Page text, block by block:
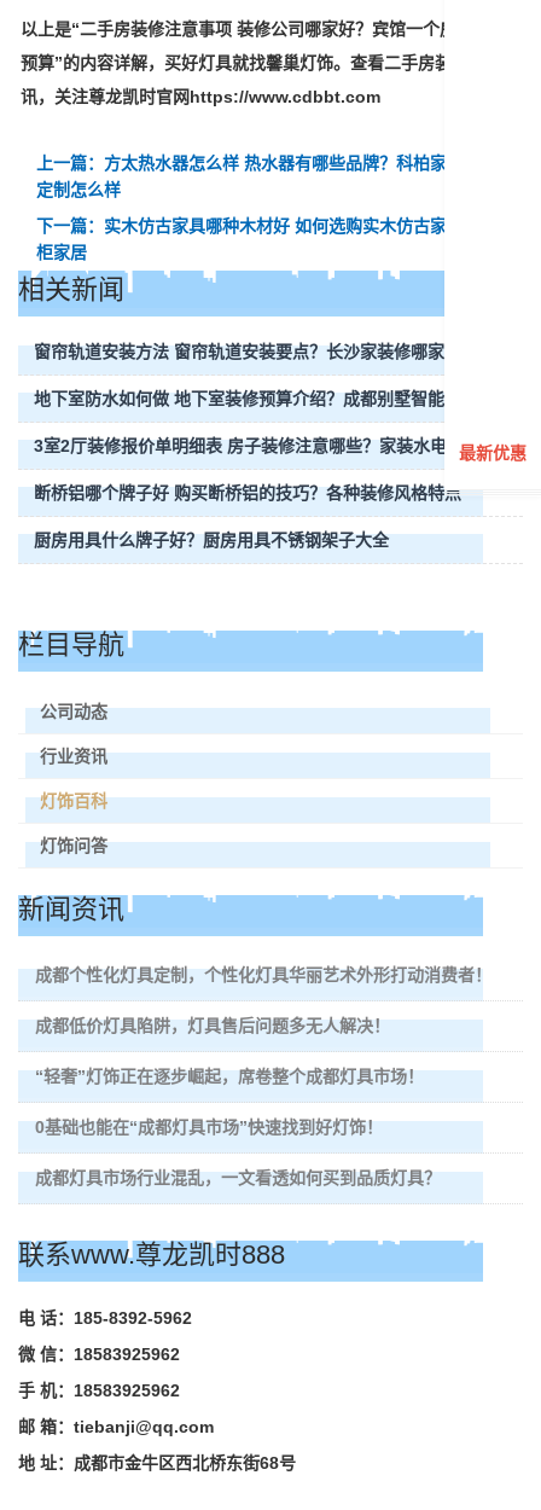
以上是“二手房装修注意事项 装修公司哪家好？宾馆一个房间装修
预算”的内容详解，买好灯具就找馨巢灯饰。查看二手房装修最新资
讯，关注尊龙凯时官网https://www.cdbbt.com
上一篇：方太热水器怎么样 热水器有哪些品牌？科柏家居全屋
定制怎么样
下一篇：实木仿古家具哪种木材好 如何选购实木仿古家具？金
柜家居
相关新闻
窗帘轨道安装方法 窗帘轨道安装要点？长沙家装修哪家好
地下室防水如何做 地下室装修预算介绍？成都别墅智能家居
3室2厅装修报价单明细表 房子装修注意哪些？家装水电验收
断桥铝哪个牌子好 购买断桥铝的技巧？各种装修风格特点
厨房用具什么牌子好？厨房用具不锈钢架子大全
栏目导航
公司动态
行业资讯
灯饰百科
灯饰问答
新闻资讯
成都个性化灯具定制，个性化灯具华丽艺术外形打动消费者！
成都低价灯具陷阱，灯具售后问题多无人解决！
“轻奢”灯饰正在逐步崛起，席卷整个成都灯具市场！
0基础也能在“成都灯具市场”快速找到好灯饰！
成都灯具市场行业混乱，一文看透如何买到品质灯具？
联系www.尊龙凯时888
电 话：185-8392-5962
微 信：18583925962
手 机：18583925962
邮 箱： tiebanji@qq.com
地 址：成都市金牛区西北桥东街68号
最新优惠